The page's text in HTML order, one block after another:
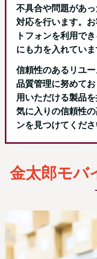
不具合や問題があ
対応を行います。
トフォンを利用で
にも力を入れていま
信頼性のあるリユ
品質管理に努めて
用いただける製品
気に入りの信頼性
ンを見つけてくださ
金太郎モバ